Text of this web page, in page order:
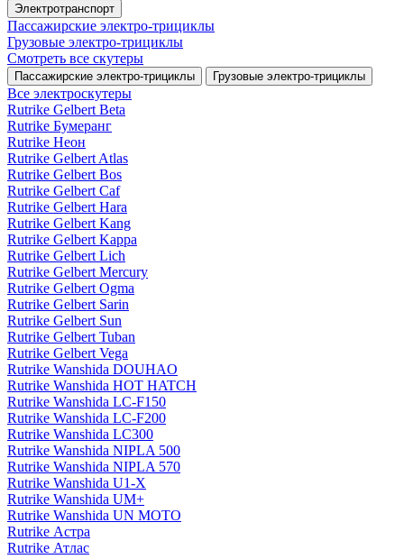
Электротранспорт
Пассажирские электро‑трициклы
Грузовые электро‑трициклы
Смотреть все скутеры
Пассажирские электро‑трициклы Грузовые электро‑трициклы
Все электро­скутеры
Rutrike Gelbert Beta
Rutrike Бумеранг
Rutrike Неон
Rutrike Gelbert Atlas
Rutrike Gelbert Bos
Rutrike Gelbert Caf
Rutrike Gelbert Hara
Rutrike Gelbert Kang
Rutrike Gelbert Kappa
Rutrike Gelbert Lich
Rutrike Gelbert Mercury
Rutrike Gelbert Ogma
Rutrike Gelbert Sarin
Rutrike Gelbert Sun
Rutrike Gelbert Tuban
Rutrike Gelbert Vega
Rutrike Wanshida DOUHAO
Rutrike Wanshida HOT HATCH
Rutrike Wanshida LC-F150
Rutrike Wanshida LC-F200
Rutrike Wanshida LC300
Rutrike Wanshida NIPLA 500
Rutrike Wanshida NIPLA 570
Rutrike Wanshida U1-X
Rutrike Wanshida UM+
Rutrike Wanshida UN MOTO
Rutrike Астра
Rutrike Атлас